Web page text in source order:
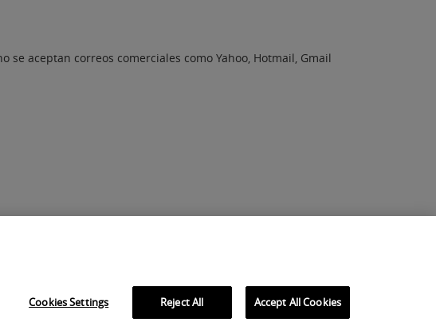
aceptan correos comerciales como Yahoo, Hotmail, Gmail
Cookies Settings Reject All Accept All Cookies